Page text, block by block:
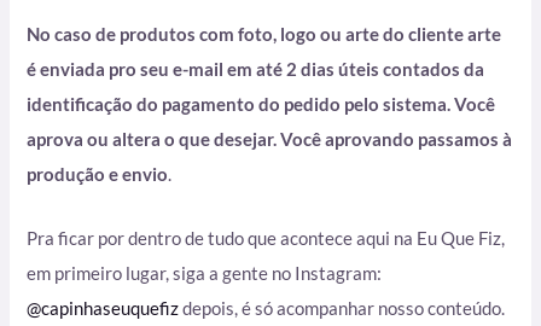
No caso de produtos com foto, logo ou arte do cliente arte
é enviada pro seu e-mail em até 2 dias úteis contados da
identificação do pagamento do pedido pelo sistema. Você
aprova ou altera o que desejar. Você aprovando passamos à
produção e envio.
Pra ficar por dentro de tudo que acontece aqui na Eu Que Fiz,
em primeiro lugar, siga a gente no Instagram:
@capinhaseuquefizdepois, é só acompanhar nosso conteúdo.